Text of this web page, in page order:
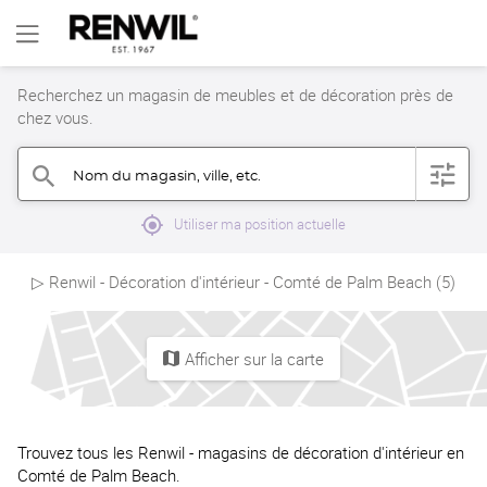
Recherchez un magasin de meubles et de décoration près de
chez vous.
search Nom du magasin, ville, etc. filter
mylocation Utiliser ma position actuelle
▷ Renwil - Décoration d'intérieur - Comté de Palm Beach (5)
map Afficher sur la carte
Trouvez tous les Renwil - magasins de décoration d'intérieur en
Comté de Palm Beach.